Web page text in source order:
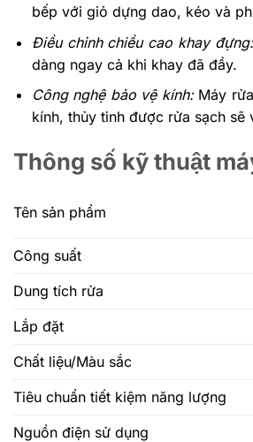
bếp với giỏ dựng dao, kéo và
Điều chỉnh chiều cao khay
dàng ngay cả khi khay đã đầy.
Công nghệ bảo vệ kính: Máy
kính, thủy tinh được rửa sạch sẽ
Thông số kỹ thuật
Tên sản phẩm
Công suất
Dung tích rửa
Lắp đặt
Chất liệu/Màu sắc
Tiêu chuẩn tiết kiệm năng lượng
Nguồn điện sử dụng